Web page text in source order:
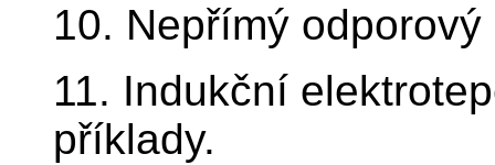
10. Nepřímý
11. Indukční
příklady.